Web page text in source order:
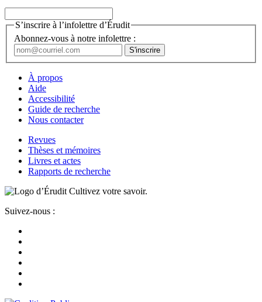
S’inscrire à l’infolettre d’Érudit
Abonnez-vous à notre infolettre :
À propos
Aide
Accessibilité
Guide de recherche
Nous contacter
Revues
Thèses et mémoires
Livres et actes
Rapports de recherche
Cultivez votre savoir.
Suivez-nous :